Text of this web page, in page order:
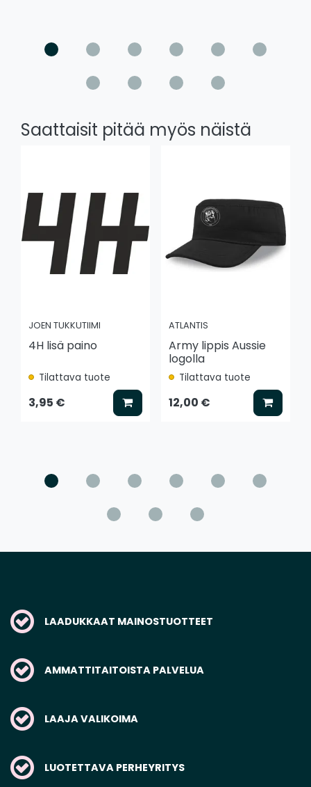
Saattaisit pitää myös näistä
JOEN TUKKUTIIMI
4H lisä paino
Tilattava tuote
3,95 € Lisää koriin
ATLANTIS
Army lippis Aussie
logolla
Tilattava tuote
12,00 € Lisää
LAADUKKAAT MAINOSTUOTTEET
AMMATTITAITOISTA PALVELUA
LAAJA VALIKOIMA
LUOTETTAVA PERHEYRITYS